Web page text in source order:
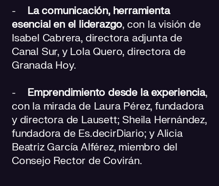
- La comunicación, herramienta
esencial en el liderazgo, con la visión de
Isabel Cabrera, directora adjunta de
Canal Sur, y Lola Quero, directora de
Granada Hoy.
- Emprendimiento desde la experiencia,
con la mirada de Laura Pérez, fundadora
y directora de Lausett; Sheila Hernández,
fundadora de Es.decirDiario; y Alicia
Beatriz García Alférez, miembro del
Consejo Rector de Covirán.